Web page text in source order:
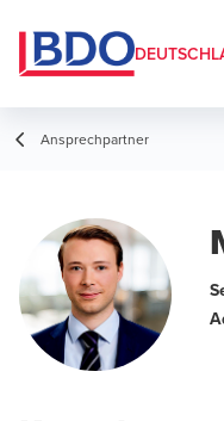
Ansprechpartner